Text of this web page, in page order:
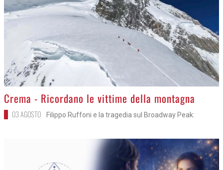
>
Crema - Ricordano le vittime della montagna
03 AGOSTO Filippo Ruffoni e la tragedia sul Broadway Peak: